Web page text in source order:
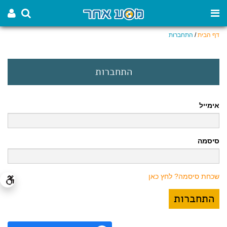
דף הבית/ התחברות
התחברות
אימייל
סיסמה
שכחת סיסמה? לחץ כאן